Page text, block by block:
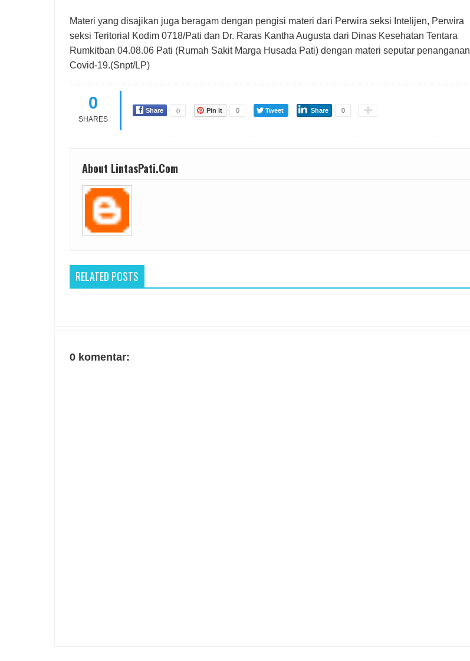
Materi yang disajikan juga beragam dengan pengisi materi dari Perwira seksi Intelijen, Perwira
seksi Teritorial Kodim 0718/Pati dan Dr. Raras Kantha Augusta dari Dinas Kesehatan Tentara
Rumkitban 04.08.06 Pati (Rumah Sakit Marga Husada Pati) dengan materi seputar penanganan
Covid-19.(Snpt/LP)
0
SHARES
Share 0 Pin it 0 Tweet Share 0
About LintasPati.Com
RELATED POSTS
0 komentar: